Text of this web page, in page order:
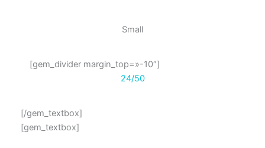
Small
[gem_divider margin_top=»-10″]
24/50
[/gem_textbox]
[gem_textbox]